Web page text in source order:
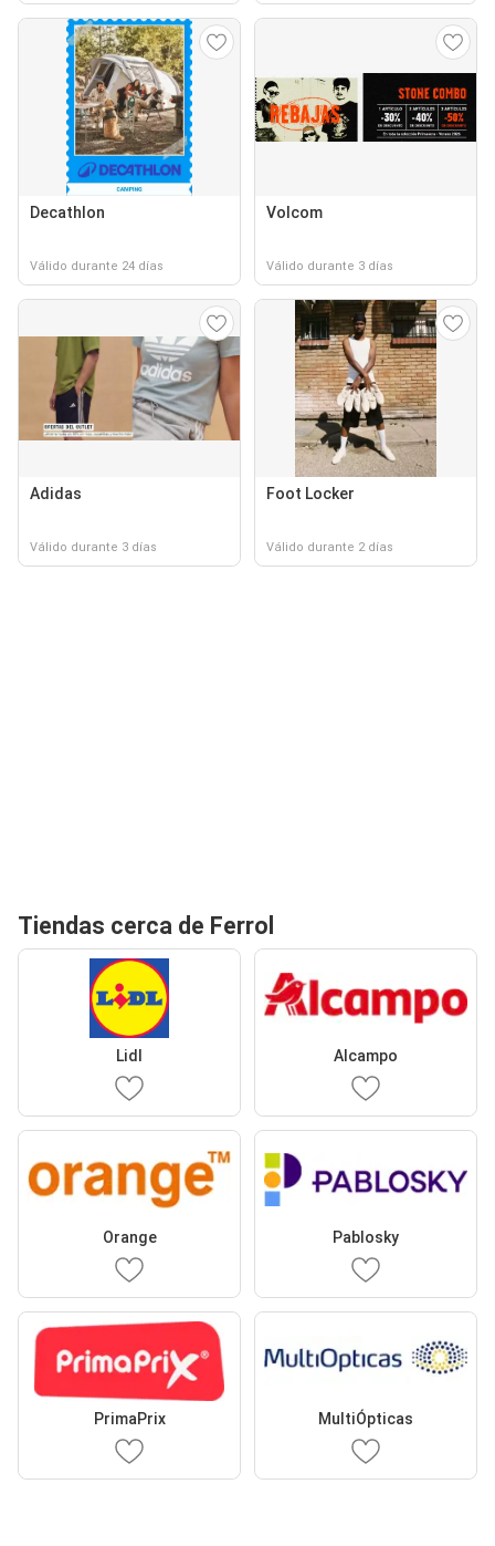
Decathlon
Válido durante 24 días
Volcom
Válido durante 3 días
Adidas
Válido durante 3 días
Foot Locker
Válido durante 2 días
Tiendas cerca de Ferrol
Lidl Alcampo
Orange Pablosky
PrimaPrix MultiÓpticas